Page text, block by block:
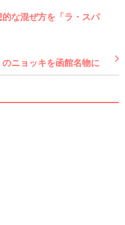
的な混ぜ方を「ラ・スパ
ニョッキを函館名物に